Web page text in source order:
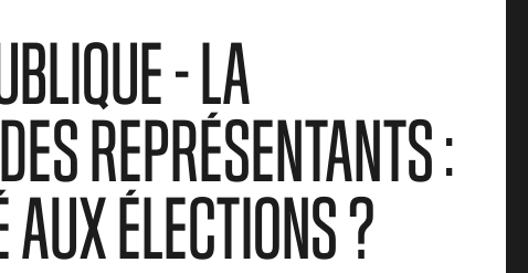
- LA
REPRÉSENTANTS :
AUX ÉLECTIONS ?